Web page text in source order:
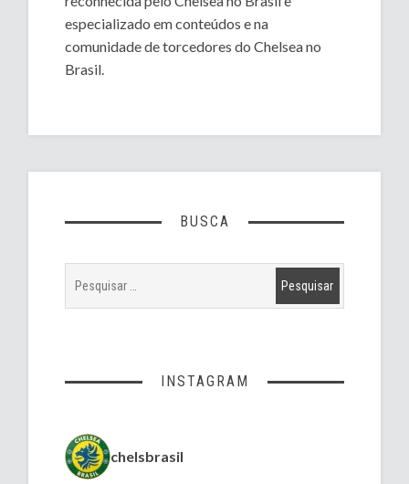
especializado em conteúdos e na
comunidade de torcedores do Chelsea no
Brasil.
BUSCA
INSTAGRAM
chelsbrasil